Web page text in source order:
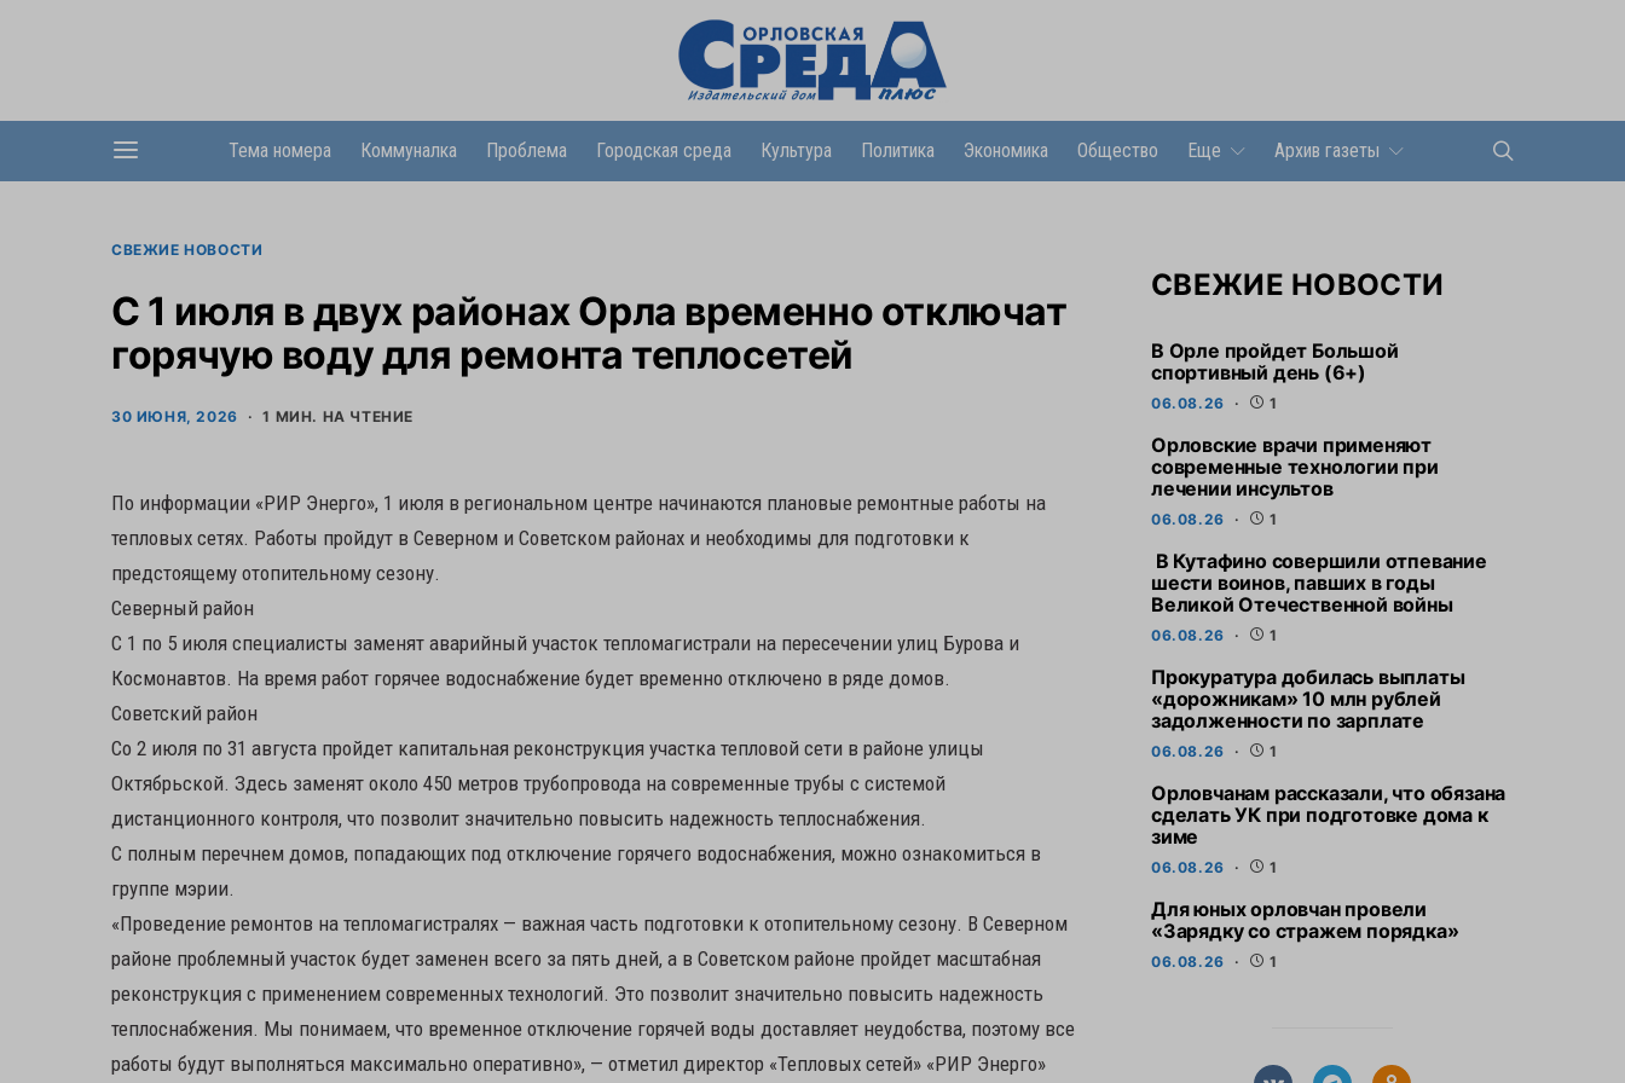
Тема номера Коммуналка Проблема Городская среда Культура Политика Экономика Общество Еще Архив газеты
СВЕЖИЕ НОВОСТИ
С 1 июля в двух районах Орла временно отключат
горячую воду для ремонта теплосетей
30 ИЮНЯ, 2026 1 МИН. НА ЧТЕНИЕ
По информации «РИР Энерго», 1 июля в региональном центре начинаются плановые ремонтные работы на
тепловых сетях. Работы пройдут в Северном и Советском районах и необходимы для подготовки к
предстоящему отопительному сезону.
Северный район
С 1 по 5 июля специалисты заменят аварийный участок тепломагистрали на пересечении улиц Бурова и
Космонавтов. На время работ горячее водоснабжение будет временно отключено в ряде домов.
Советский район
Со 2 июля по 31 августа пройдет капитальная реконструкция участка тепловой сети в районе улицы
Октябрьской. Здесь заменят около 450 метров трубопровода на современные трубы с системой
дистанционного контроля, что позволит значительно повысить надежность теплоснабжения.
С полным перечнем домов, попадающих под отключение горячего водоснабжения, можно ознакомиться в
группе мэрии.
«Проведение ремонтов на тепломагистралях — важная часть подготовки к отопительному сезону. В Северном
районе проблемный участок будет заменен всего за пять дней, а в Советском районе пройдет масштабная
реконструкция с применением современных технологий. Это позволит значительно повысить надежность
теплоснабжения. Мы понимаем, что временное отключение горячей воды доставляет неудобства, поэтому все
работы будут выполняться максимально оперативно», — отметил директор «Тепловых сетей» «РИР Энерго»
СВЕЖИЕ НОВОСТИ
В Орле пройдет Большой
спортивный день (6+)
06.08.26 1
Орловские врачи применяют
современные технологии при
лечении инсультов
06.08.26 1
В Кутафино совершили отпевание
шести воинов, павших в годы
Великой Отечественной войны
06.08.26 1
Прокуратура добилась выплаты
«дорожникам» 10 млн рублей
задолженности по зарплате
06.08.26 1
Орловчанам рассказали, что обязана
сделать УК при подготовке дома к
зиме
06.08.26 1
Для юных орловчан провели
«Зарядку со стражем порядка»
06.08.26 1